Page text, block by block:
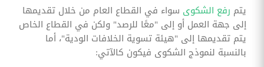
يتم رفع الشكوى سواء في القطاع العام من خلال تقديمها
إلى جهة العمل أو إلى "معًا للرصد" ولكن في القطاع الخاص
يتم تقديمها إلى "هيئة تسوية الخلافات الودية"، أما
بالنسبة لنموذج الشكوى فيكون كالآتي: